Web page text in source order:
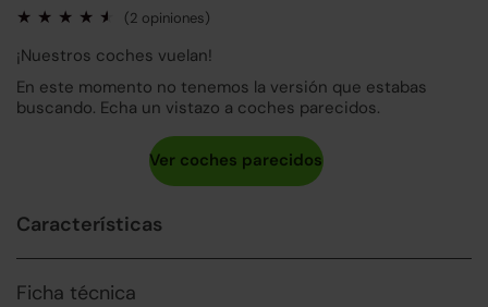
(2 opiniones)
¡Nuestros coches vuelan!
En este momento no tenemos la versión que estabas
buscando. Echa un vistazo a coches parecidos.
Características
Ficha técnica